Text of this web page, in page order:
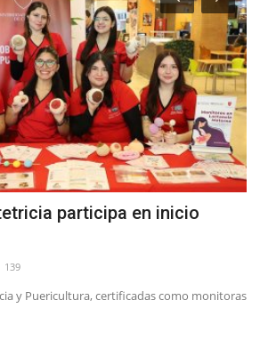
participa en inicio
139
y Puericultura, certificadas como monitoras